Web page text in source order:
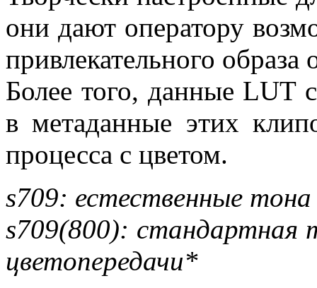
они дают оператору
привлекательного
Более того, данные LUT
в метаданные этих
процесса с цветом.
s709: естественные
s709(800): стандартная
цветопередачи*